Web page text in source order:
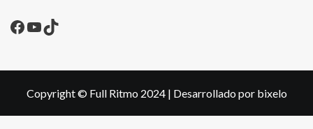
Facebook
YouTube
TikTok
Copyright © Full Ritmo 2024 | Desarrollado por bixelo